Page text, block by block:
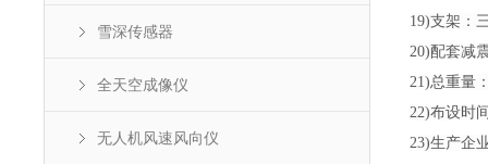
雪深传感器
全天空成像仪
无人机风速风向仪
19)支架：
20)配套减
21)总重量
22)布设时
23)生产企